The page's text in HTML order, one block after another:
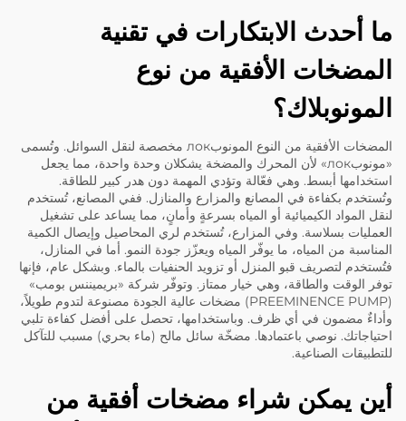
ما أحدث الابتكارات في تقنية
المضخات الأفقية من نوع
المونوبلاك؟
المضخات الأفقية من النوع المونوبлок مخصصة لنقل السوائل. وتُسمى
«مونوبлок» لأن المحرك والمضخة يشكلان وحدة واحدة، مما يجعل
استخدامها أبسط. وهي فعّالة وتؤدي المهمة دون هدر كبير للطاقة.
وتُستخدم بكفاءة في المصانع والمزارع والمنازل. ففي المصانع، تُستخدم
لنقل المواد الكيميائية أو المياه بسرعةٍ وأمانٍ، مما يساعد على تشغيل
العمليات بسلاسة. وفي المزارع، تُستخدم لري المحاصيل وإيصال الكمية
المناسبة من المياه، ما يوفّر المياه ويعزّز جودة النمو. أما في المنازل،
فتُستخدم لتصريف قبو المنزل أو تزويد الحنفيات بالماء. وبشكل عام، فإنها
توفر الوقت والطاقة، وهي خيار ممتاز. وتوفّر شركة «بريميننس بومب»
(PREEMINENCE PUMP) مضخات عالية الجودة مصنوعة لتدوم طويلاً،
وأداءٌ مضمون في أي ظرف. وباستخدامها، تحصل على أفضل كفاءة تلبي
احتياجاتك. نوصي باعتمادها. مضخّة سائل مالح (ماء بحري) مسبب للتآكل
للتطبيقات الصناعية.
أين يمكن شراء مضخات أفقية من